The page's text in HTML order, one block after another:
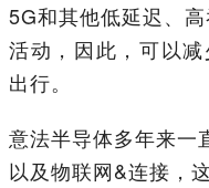
5G和其他低延迟、
活动，因此，可以
出行。
意法半导体多年来一
以及物联网&连接，